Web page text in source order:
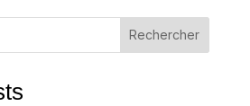
Rechercher